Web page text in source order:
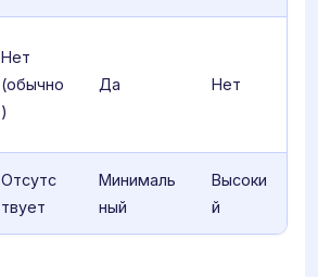
Нет
(обычно
)
Да Нет
Отсутс
твует
Минималь
ный
Высоки
й